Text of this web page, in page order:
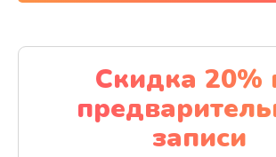
Замена материнской
1100 руб.
Заказать
Скидка 20%
записи